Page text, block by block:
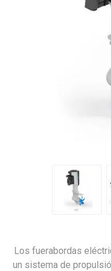
Los fuerabordas
un sistema de